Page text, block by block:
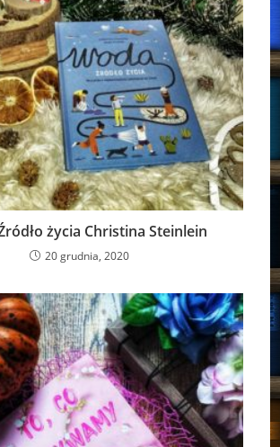
życia Christina Steinlein
20 grudnia, 2020